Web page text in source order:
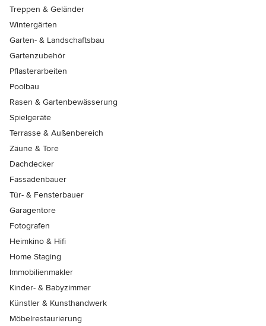
Treppen & Geländer
Wintergärten
Garten- & Landschaftsbau
Gartenzubehör
Pflasterarbeiten
Poolbau
Rasen & Gartenbewässerung
Spielgeräte
Terrasse & Außenbereich
Zäune & Tore
Dachdecker
Fassadenbauer
Tür- & Fensterbauer
Garagentore
Fotografen
Heimkino & Hifi
Home Staging
Immobilienmakler
Kinder- & Babyzimmer
Künstler & Kunsthandwerk
Möbelrestaurierung